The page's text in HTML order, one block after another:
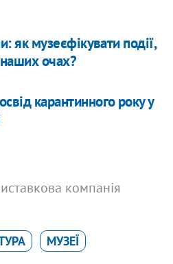
як музеєфікувати події,
очах?
карантинного року у
компанія
МУЗЕЇ